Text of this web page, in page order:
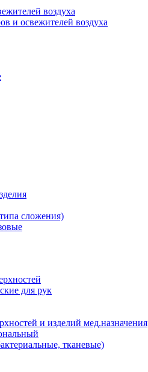
воздуха
и освежителей воздуха
сложения)
для рук
и изделий мед.назначения
тканевые)